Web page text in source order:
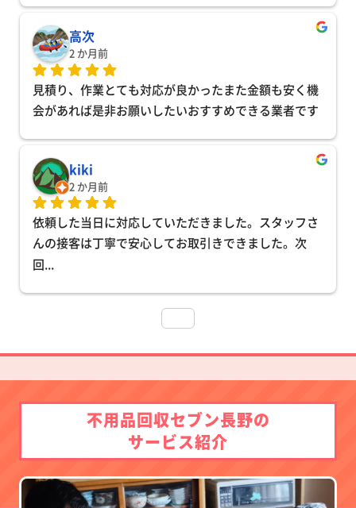
高次
2 か月前
見積り、作業とても対応が良かったまた金額も安く機
会があれば是非お願いしたいおすすめできる業者です
kiki
2 か月前
依頼した当日に対応していただきました。スタッフさ
んの接客は丁寧で安心してお取引きできました。次
回...
不用品回収セブン長野の
サービス紹介